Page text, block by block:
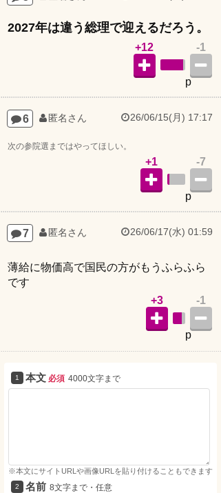
2027年は違う総理で迎えるだろう。
-1
p
+12
6 匿名さん 26/06/15(月) 17:17
次の参院選まではやってほしい。
-7
p
+1
7 匿名さん 26/06/17(水) 01:59
薄給に物価高で国民の方がもうふらふら
です
-1
p
+3
本文 必須 4000文字まで
※本文にサイトURLや画像URLを貼り付けることもできます
名前 8文字まで・任意